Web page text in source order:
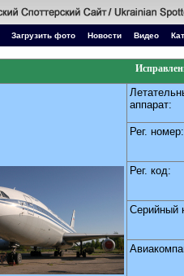
Загрузить фото Новости Видео
аппарат:
Рег. номер:
Рег. код:
Серийный